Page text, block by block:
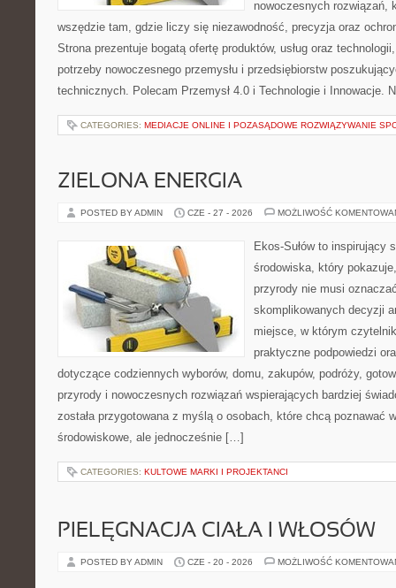
nowoczesnych rozwiązań,
wszędzie tam, gdzie liczy się niezawodność, precyzja oraz
Strona prezentuje bogatą ofertę produktów, usług oraz
potrzeby nowoczesnego przemysłu i przedsiębiorstw
technicznych. Polecam Przemysł 4.0 i Technologie i Innowacje.
CATEGORIES: MEDIACJE ONLINE I POZASĄDOWE ROZWIĄZYWANIE
ZIELONA ENERGIA
POSTED BY ADMIN CZE - 27 - 2026 MOŻLIWOŚĆ
Ekos-Sułów to inspirujący
środowiska, który
przyrody nie musi
skomplikowanych decyzji
miejsce, w którym
praktyczne podpowiedzi
dotyczące codziennych wyborów, domu, zakupów, podróży,
przyrody i nowoczesnych rozwiązań wspierających bardziej
została przygotowana z myślą o osobach, które chcą poznawać
środowiskowe, ale jednocześnie […]
CATEGORIES: KULTOWE MARKI I PROJEKTANCI
PIELĘGNACJA CIAŁA I WŁOSÓW
POSTED BY ADMIN CZE - 20 - 2026 MOŻLIWOŚĆ